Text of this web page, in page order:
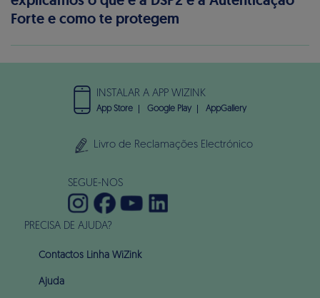
Forte e como te protegem
PRECISA DE AJUDA?
Contactos Linha WiZink
Ajuda
INSTALAR A APP WIZINK
App Store Google Play AppGallery
Livro de Reclamações Electrónico
SEGUE-NOS